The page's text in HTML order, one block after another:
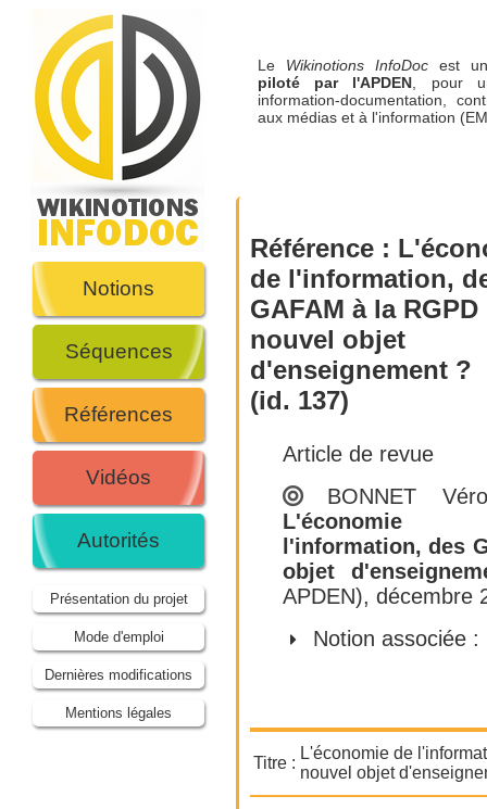
Notions
Séquences
Références
Vidéos
Autorités
Présentation du projet
Mode d'emploi
Dernières modifications
Mentions légales
Le Wikinotions InfoDoc est
piloté par l'APDEN, pour
information-documentation,
aux médias et à l'information
Référence :
de l'information,
GAFAM à la
nouvel objet
d'enseignement ?
(id. 137)
Article de revue
BONNET
l'information, des
objet
APDEN), décembre
Notion associée :
Titre :
L'économie de
nouvel objet